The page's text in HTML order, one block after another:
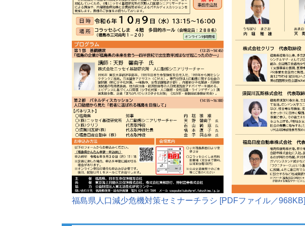
福島県人口減少危機対策セミナーチラシ [PDFファイル／968KB]